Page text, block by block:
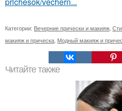
Категории: Вечерние прически и макияж
макияж и прическа Модный макияж и
Читайте также